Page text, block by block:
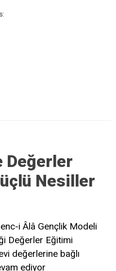
Değerler
Nesiller
i Âlâ Gençlik Modeli
Değerler Eğitimi
değerlerine bağlı
ediyor